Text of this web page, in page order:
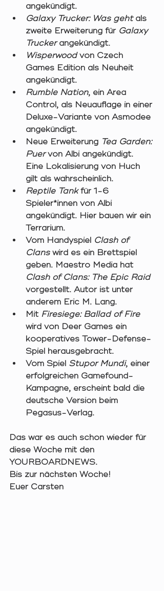
angekündigt.
Galaxy Trucker: Was geht als
zweite Erweiterung für Galaxy
Trucker angekündigt.
Wisperwood von Czech
Games Edition als Neuheit
angekündigt.
Rumble Nation, ein Area
Control, als Neuauflage in einer
Deluxe-Variante von Asmodee
angekündigt.
Neue Erweiterung Tea Garden:
Puer von Albi angekündigt.
Eine Lokalisierung von Huch
gilt als wahrscheinlich.
Reptile Tank für 1-6
Spieler*innen von Albi
angekündigt. Hier bauen wir ein
Terrarium.
Vom Handyspiel Clash of
Clans wird es ein Brettspiel
geben. Maestro Media hat
Clash of Clans: The Epic Raid
vorgestellt. Autor ist unter
anderem Eric M. Lang.
Mit Firesiege: Ballad of Fire
wird von Deer Games ein
kooperatives Tower-Defense-
Spiel herausgebracht.
Vom Spiel Stupor Mundi, einer
erfolgreichen Gamefound-
Kampagne, erscheint bald die
deutsche Version beim
Pegasus-Verlag.
Das war es auch schon wieder für
diese Woche mit den
YOURBOARDNEWS.
Bis zur nächsten Woche!
Euer Carsten